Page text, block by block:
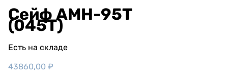
Сейф AMH-95T
(045T)
Есть на складе
43860,00 ₽